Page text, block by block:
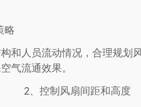
略
和人员流动情况，合理规划
气流通效果。
2、控制风扇间距和高度